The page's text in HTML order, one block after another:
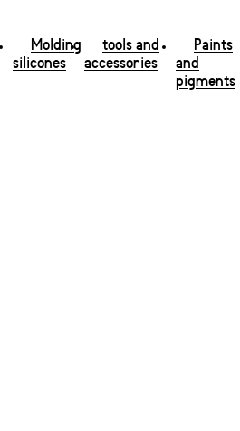
Molding
silicones
tools and
accessories
Paints
and
pigments